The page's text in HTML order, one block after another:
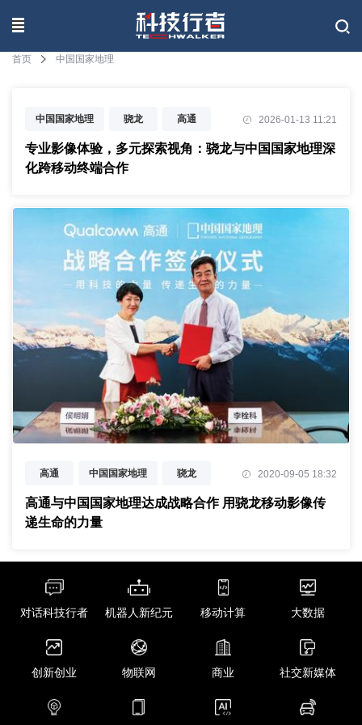
联系我们
首页 中国国家地理
中国国家地理 骁龙 高通 2026-01-13 11:21
专业影像体验，多元探索视角：骁龙与中国国家地理深
化跨移动终端合作
高通 中国国家地理 骁龙
中国野生生物
2020-09-05 18:32
高通与中国国家地理达成战略合作 用骁龙移动影像传
递生命的力量
对话科技行者 机器人新纪元 移动计算 大数据
创新创业 物联网 商业 社交新媒体